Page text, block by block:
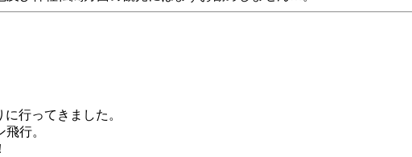
行ってきました。
行。